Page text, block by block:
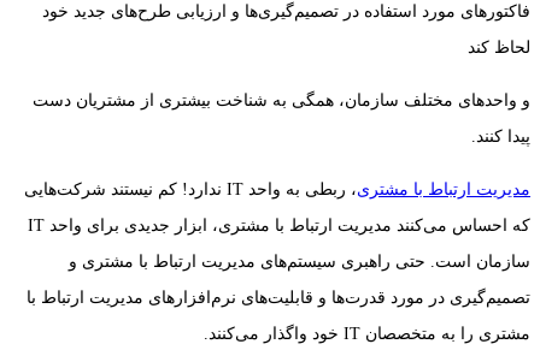
فاکتورهای مورد استفاده در تصمیم‌گیری‌ها و ارزیابی طرح‌های جدید خود
لحاظ کند
و واحد‌های مختلف سازمان، همگی به شناخت بیشتری از مشتریان دست
پیدا کنند.
مدیریت ارتباط با مشتری
، ربطی به واحد IT ندارد! کم نیستند شرکت‌هایی
که احساس می‌کنند مدیریت ارتباط با مشتری، ابزار جدیدی برای واحد IT
سازمان است. حتی راهبری سیستم‌های مدیریت ارتباط با مشتری و
تصمیم‌گیری در مورد قدرت‌ها و قابلیت‌های نرم‌افزارهای مدیریت ارتباط با
مشتری را به متخصصان IT خود واگذار می‌کنند.